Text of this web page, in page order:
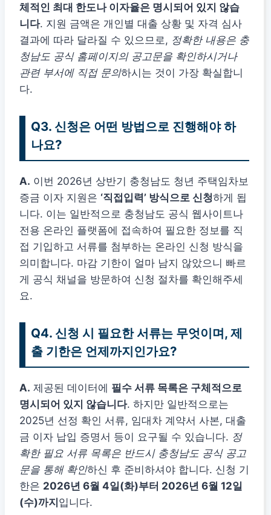
체적인 최대 한도나 이자율은 명시되어 있지 않습
니다. 지원 금액은 개인별 대출 상황 및 자격 심사
결과에 따라 달라질 수 있으므로, 정확한 내용은 충
청남도 공식 홈페이지의 공고문을 확인하시거나
관련 부서에 직접 문의하시는 것이 가장 확실합니
다.
Q3. 신청은 어떤 방법으로 진행해야 하
나요?
A. 이번 2026년 상반기 충청남도 청년 주택임차보
증금 이자 지원은 ‘직접입력’ 방식으로 신청하게 됩
니다. 이는 일반적으로 충청남도 공식 웹사이트나
전용 온라인 플랫폼에 접속하여 필요한 정보를 직
접 기입하고 서류를 첨부하는 온라인 신청 방식을
의미합니다. 마감 기한이 얼마 남지 않았으니 빠르
게 공식 채널을 방문하여 신청 절차를 확인해주세
요.
Q4. 신청 시 필요한 서류는 무엇이며, 제
출 기한은 언제까지인가요?
A. 제공된 데이터에 필수 서류 목록은 구체적으로
명시되어 있지 않습니다. 하지만 일반적으로는
2025년 선정 확인 서류, 임대차 계약서 사본, 대출
금 이자 납입 증명서 등이 요구될 수 있습니다. 정
확한 필요 서류 목록은 반드시 충청남도 공식 공고
문을 통해 확인하신 후 준비하셔야 합니다. 신청 기
한은 2026년 6월 4일(화)부터 2026년 6월 12일
(수)까지 입니다.